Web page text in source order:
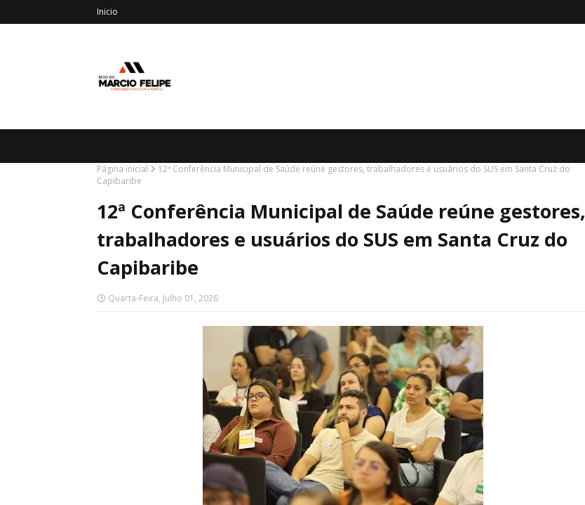
Inicio
Página inicial
12ª Conferência Municipal de Saúde reúne gestores, trabalhadores e usuários do SUS em Santa Cruz do
Capibaribe
12ª Conferência Municipal de Saúde reúne gestores,
trabalhadores e usuários do SUS em Santa Cruz do
Capibaribe
Quarta-Feira, Julho 01, 2026